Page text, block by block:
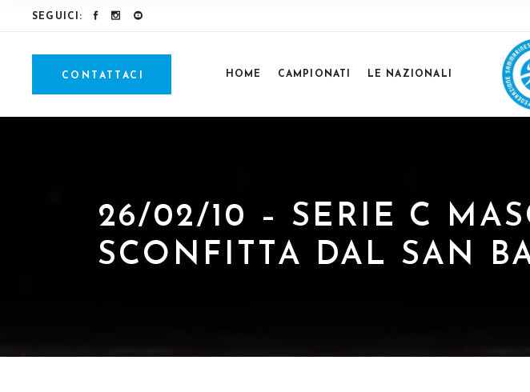
SEGUICI:
CONTATTACI HOME CAMPIONATI LE NAZIONALI
26/02/10 – SERIE C
SCONFITTA DAL SAN